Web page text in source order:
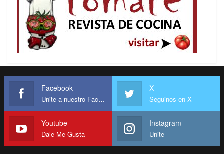
Facebook
Unite a nuestro Facebook
X
Seguinos en X
Youtube
Dale Me Gusta
Instagram
Unite